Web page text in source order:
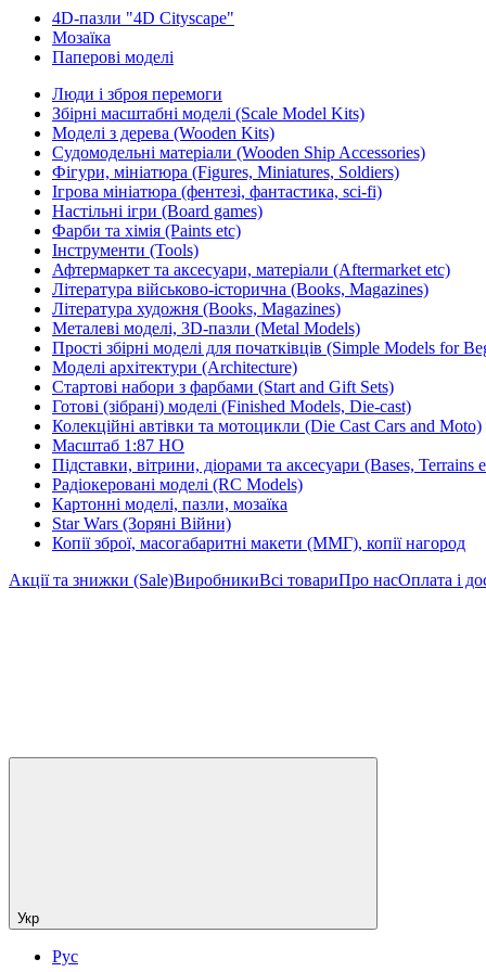
4D-пазли "4D Cityscape"
Мозаїка
Паперові моделі
Люди і зброя перемоги
Збірні масштабні моделі (Scale Model Kits)
Моделі з дерева (Wooden Kits)
Судомодельні матеріали (Wooden Ship Accessories)
Фігури, мініатюра (Figures, Miniatures, Soldiers)
Ігрова мініатюра (фентезі, фантастика, sci-fi)
Настільні ігри (Board games)
Фарби та хімія (Paints etc)
Інструменти (Tools)
Афтермаркет та аксесуари, матеріали (Aftermarket etc)
Література військово-історична (Books, Magazines)
Література художня (Books, Magazines)
Металеві моделі, 3D-пазли (Metal Models)
Прості збірні моделі для початківців (Simple Models for
Моделі архітектури (Architecture)
Стартові набори з фарбами (Start and Gift Sets)
Готові (зібрані) моделі (Finished Models, Die-cast)
Колекційні автівки та мотоцикли (Die Cast Cars and Moto)
Масштаб 1:87 HO
Підставки, вітрини, діорами та аксесуари (Bases, Terrains
Радіокеровані моделі (RC Models)
Картонні моделі, пазли, мозаїка
Star Wars (Зоряні Війни)
Копії зброї, масогабаритні макети (ММГ), копії нагород
Акції та знижки (Sale)ВиробникиВсі товариПро насОплата і
Укр
Рус